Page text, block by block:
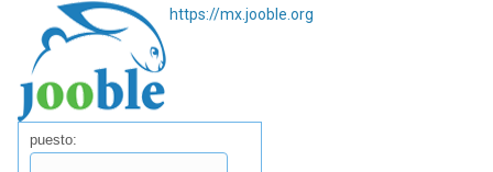
https://mx.jooble.org
puesto: